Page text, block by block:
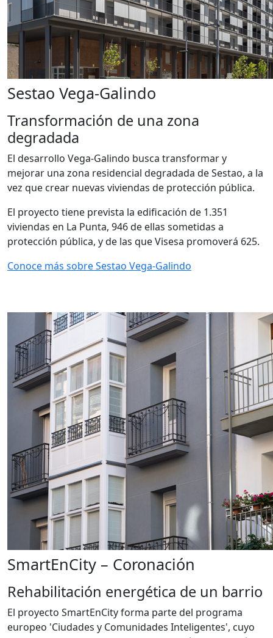
Sestao Vega-Galindo
Transformación de una zona
degradada
El desarrollo Vega-Galindo busca transformar y
mejorar una zona residencial degradada de Sestao, a la
vez que crear nuevas viviendas de protección pública.
El proyecto tiene prevista la edificación de 1.351
viviendas en La Punta, 946 de ellas sometidas a
protección pública, y de las que Visesa promoverá 625.
Conoce más sobre Sestao Vega-Galindo
SmartEnCity – Coronación
Rehabilitación energética de un barrio
El proyecto SmartEnCity forma parte del programa
europeo 'Ciudades y Comunidades Inteligentes', cuyo